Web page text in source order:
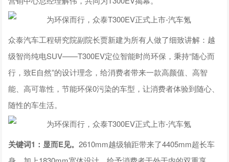
众泰汽车工程研究院副院长贾新建为所有人做了细致讲解：越
级智尚纯电SUV——T300EV定位智能时尚环保，秉持“随心而
行，致E自然”的设计理念，给消费者带来一款高颜值、高智
能、高可靠性，节能环保0污染的车型，让消费者体验到随心、
随性的车生活。
关键词1：显而E见。2610mm越级轴距带来了4405mm超长车